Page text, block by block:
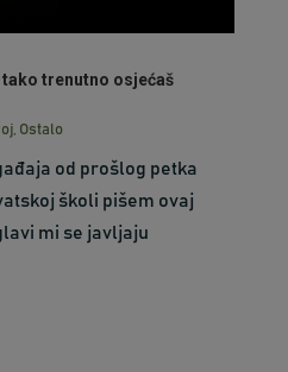
trenutno osjećaš
, Ostalo
od prošlog petka
školi pišem ovaj
mi se javljaju